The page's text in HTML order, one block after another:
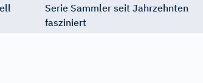
Serie Sammler seit Jahrzehnten
fasziniert